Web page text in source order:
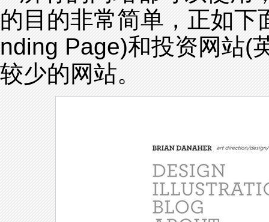
的目的非常简单，正如
nding Page)和投资网站(
较少的网站。